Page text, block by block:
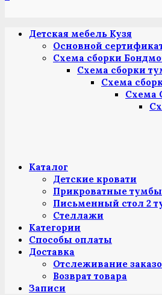
Детская мебель Кузя
Основной
Схема сборки
Схема сборки
Схема
Схема
Каталог
Детские кровати
Прикроватные тумбы
Письменный стол 2
Стеллажи
Категории
Способы оплаты
Доставка
Отслеживание
Возврат товара
Записи